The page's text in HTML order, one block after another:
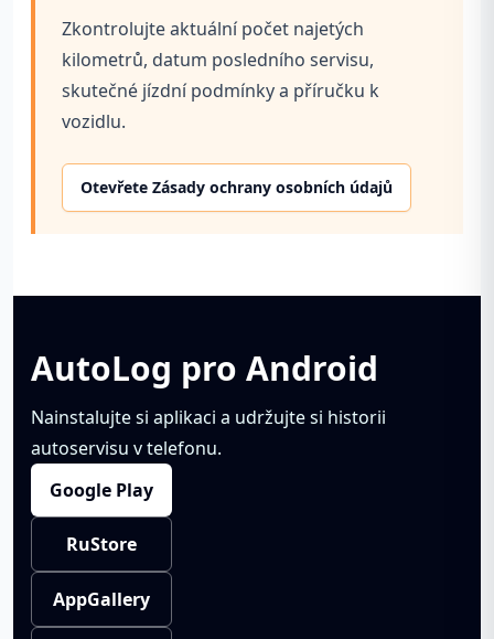
Zkontrolujte aktuální počet najetých
kilometrů, datum posledního servisu,
skutečné jízdní podmínky a příručku k
vozidlu.
Otevřete Zásady ochrany osobních údajů
AutoLog pro Android
Nainstalujte si aplikaci a udržujte si historii
autoservisu v telefonu.
Google Play
RuStore
AppGallery